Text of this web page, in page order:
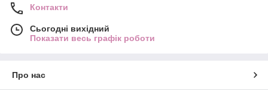
Контакти
Сьогодні вихідний
Показати весь графік роботи
Про нас